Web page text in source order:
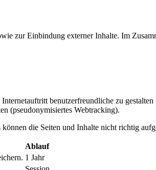
zur Einbindung externer Inhalte. Im
benutzerfreundliche zu
(pseudonymisiertes Webtracking).
die Seiten und Inhalte nicht richtig
Ablauf
1 Jahr